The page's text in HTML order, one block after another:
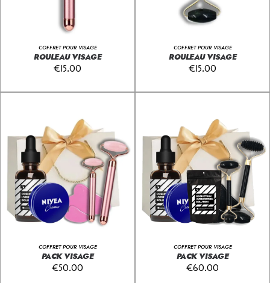
COFFRET POUR VISAGE
ROULEAU VISAGE
€15.00
COFFRET POUR VISAGE
ROULEAU VISAGE
€15.00
COFFRET POUR VISAGE
PACK VISAGE
€50.00
COFFRET POUR VISAGE
PACK VISAGE
€60.00